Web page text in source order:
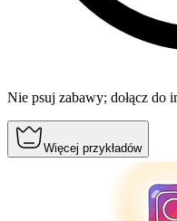
Nie psuj zabawy; dołącz do
Więcej przykładów